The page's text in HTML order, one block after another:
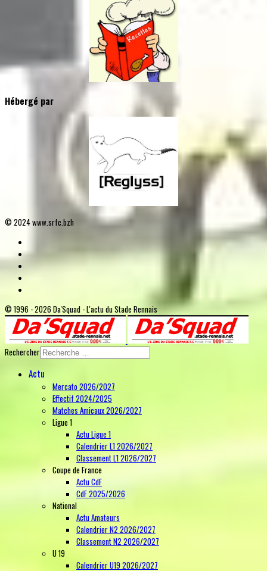
Hébergé par
© 2024 www.srfc.bzh
© 1996 - 2026 Da'Squad - L'actu du Stade Rennais
Rechercher
Actu
Mercato 2026/2027
Effectif 2024/2025
Matches Amicaux 2026/2027
Ligue 1
Actu Ligue 1
Calendrier L1 2026/2027
Classement L1 2026/2027
Coupe de France
Actu CdF
CdF 2025/2026
National
Actu Amateurs
Calendrier N2 2026/2027
Classement N2 2026/2027
U 19
Calendrier U19 2026/2027